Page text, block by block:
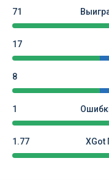
71
17
8
1
1.77 XGot